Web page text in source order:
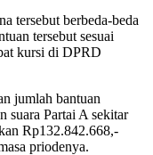
tersebut berbeda-beda
tersebut sesuai
kursi di DPRD
jumlah bantuan
suara Partai A sekitar
Rp132.842.668,-
priodenya.